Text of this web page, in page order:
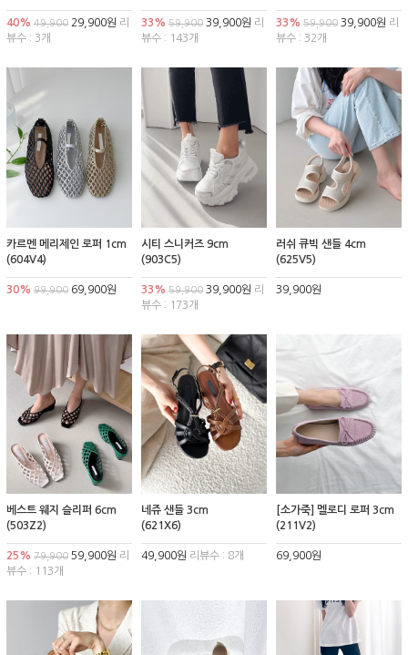
40% 49,900 29,900원 리
뷰수 : 3개
33% 59,90039,900원 리
뷰수 : 143개
33% 59,90039,900원 리
뷰수 : 32개
카르멘 메리제인 로퍼 1cm
(604V4)
30% 99,900 69,900원
시티 스니커즈 9cm
(903C5)
33% 59,90039,900원 리
뷰수 : 173개
러쉬 큐빅 샌들 4cm
(625V5)
39,900원
베스트 웨지 슬리퍼 6cm
(503Z2)
25% 79,900 59,900원 리
뷰수 : 113개
네쥬 샌들 3cm
(621X6)
49,900원 리뷰수 : 8개
[소가죽] 멜로디 로퍼 3cm
(211V2)
69,900원